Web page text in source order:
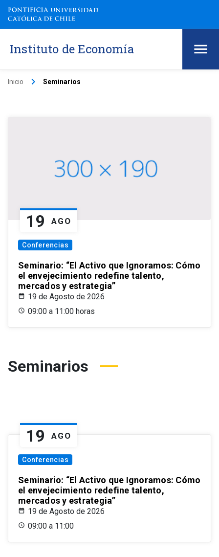
Instituto de Economía
Inicio keyboard_arrow_right Seminarios
19 AGO
Conferencias
Seminario: “El Activo que Ignoramos: Cómo
el envejecimiento redefine talento,
mercados y estrategia”
19 de Agosto de 2026
09:00 a 11:00 horas
Seminarios
19 AGO
Conferencias
Seminario: “El Activo que Ignoramos: Cómo
el envejecimiento redefine talento,
mercados y estrategia”
19 de Agosto de 2026
09:00 a 11:00